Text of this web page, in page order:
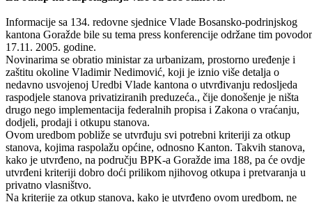
Odštampaj stranicu
Za otkup na raspolaganju više od 188 stanova!